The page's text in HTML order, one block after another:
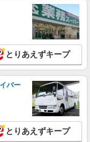
支える看護助手＊嬉し
＜日払い有/週払い有/交
庫駅⇒車5分
詳細を見る
助手│シフト相談OK！
＜交通費全支給(ガソリ
とりあえずキープ
バー
とりあえずキープ